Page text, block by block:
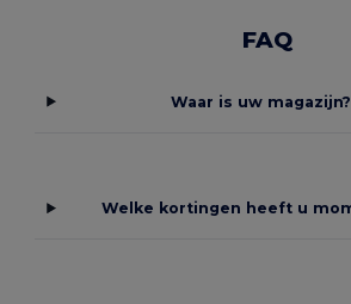
FAQ
Waar is uw magazijn?
Welke kortingen heeft u